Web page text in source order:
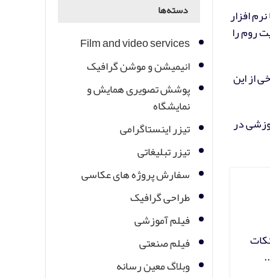
افزار
روم را
از این
در
دسته‌ها
Film and video services
انیمیشن و موشن گرافیک
پوشش تصویری همایش و
نمایشگاه
تیزر اینستاگرامی
تیزر تبلیغاتی
سفارش پروژه های عکاسی
طراحی گرافیک
فیلم آموزشی
فیلم صنعتی
وبلاگ معین رسانه